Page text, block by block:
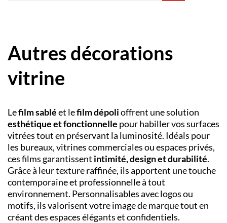
Autres décorations
vitrine
Lefilm sabléet lefilm dépolioffrent une solution
esthétique et fonctionnelle pour habiller vos surfaces
vitrées tout en préservant la luminosité. Idéals pour
les bureaux, vitrines commerciales ou espaces privés,
ces films garantissent intimité, design et durabilité.
Grâce à leur texture raffinée, ils apportent une touche
contemporaine et professionnelle à tout
environnement. Personnalisables avec logos ou
motifs, ils valorisent votre image de marque tout en
créant des espaces élégants et confidentiels.